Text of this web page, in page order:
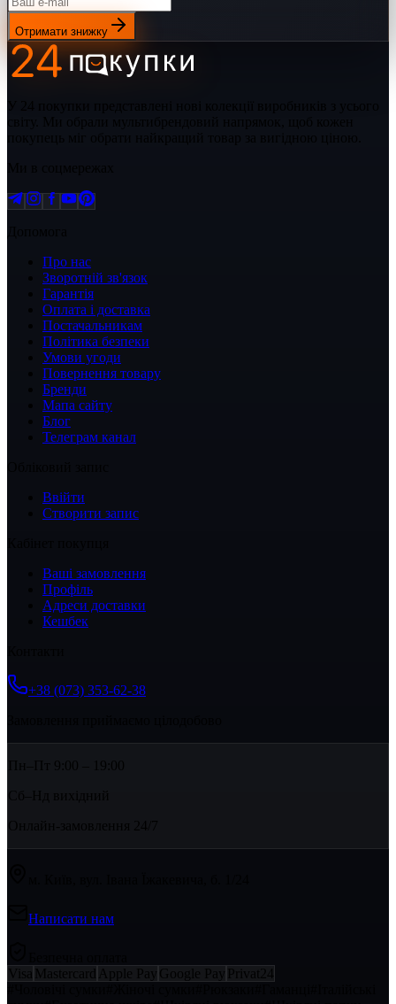
Отримати знижку
Про нас
Зворотній зв'язок
Гарантія
Оплата і доставка
Постачальникам
Політика безпеки
Умови угоди
Повернення товару
Бренди
Мапа сайту
Блог
Телеграм канал
Ввійти
Створити запис
Ваші замовлення
Профіль
Адреси доставки
Кешбек
+38 (073) 353-62-38
Пн–Пт 9:00 – 19:00
Сб–Нд вихідний
Написати нам
Visa Mastercard Apple Pay Google Pay Privat24